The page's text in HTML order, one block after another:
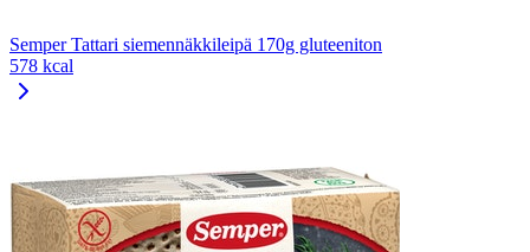
Semper Tattari siemennäkkileipä 170g gluteeniton
578 kcal